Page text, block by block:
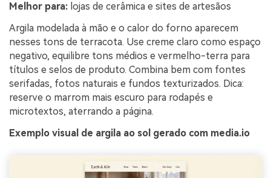
Melhor para: lojas de cerâmica e sites de artesãos
Argila modelada à mão e o calor do forno aparecem
nesses tons de terracota. Use creme claro como espaço
negativo, equilibre tons médios e vermelho-terra para
títulos e selos de produto. Combina bem com fontes
serifadas, fotos naturais e fundos texturizados. Dica:
reserve o marrom mais escuro para rodapés e
microtextos, aterrando a página.
Exemplo visual de argila ao sol gerado com media.io